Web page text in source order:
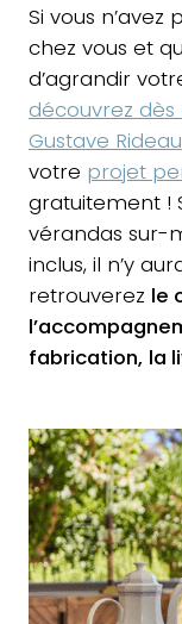
Si vous
chez vous et
d’agrandir
découvrez
Gustave Rideau
votre projet
gratuitement !
vérandas sur-
inclus, il n’y
retrouverez le
fabrication, la